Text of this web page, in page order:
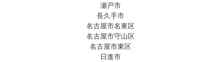
瀬戸市
長久手市
名古屋市名東区
名古屋市守山区
名古屋市東区
日進市